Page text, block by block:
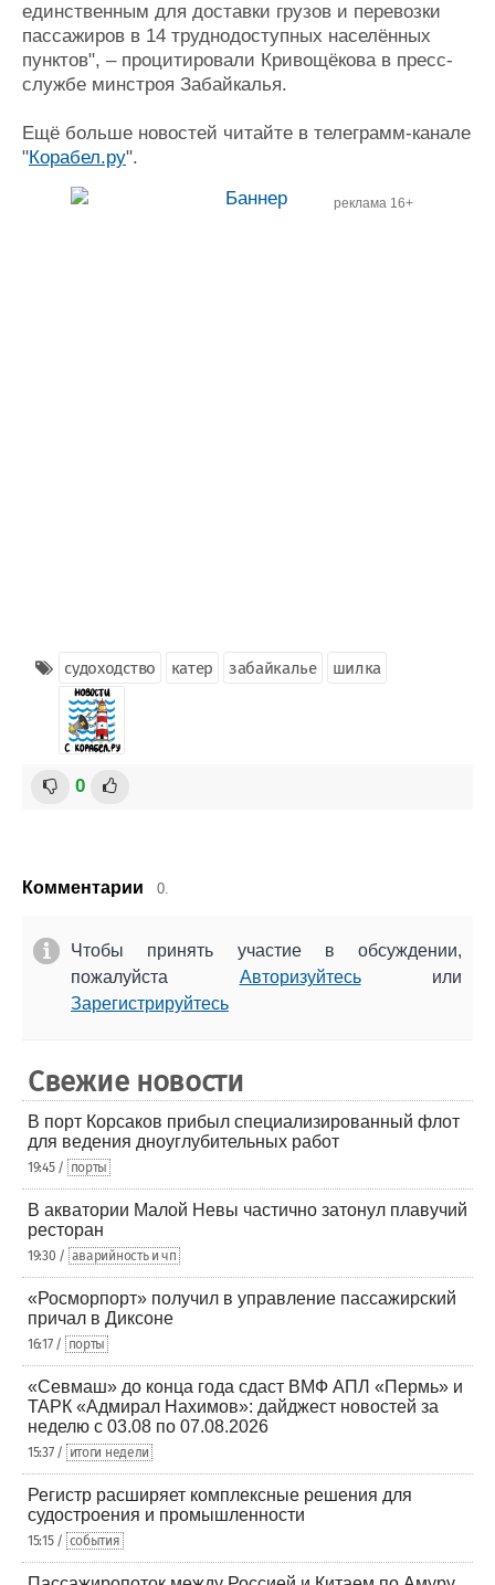
единственным для доставки грузов и перевозки
пассажиров в 14 труднодоступных населённых
пунктов", – процитировали Кривощёкова в пресс-
службе минстроя Забайкалья.
Ещё больше новостей читайте в телеграмм-канале
"Корабел.ру".
реклама 16+
судоходство катер забайкалье шилка
0
Комментарии 0.
Чтобы принять участие в обсуждении,
пожалуйста Авторизуйтесьили
Зарегистрируйтесь
Свежие новости
В порт Корсаков прибыл специализированный флот
для ведения дноуглубительных работ
19:45 / порты
В акватории Малой Невы частично затонул плавучий
ресторан
19:30 / аварийность и чп
«Росморпорт» получил в управление пассажирский
причал в Диксоне
16:17 / порты
«Севмаш» до конца года сдаст ВМФ АПЛ «Пермь» и
ТАРК «Адмирал Нахимов»: дайджест новостей за
неделю с 03.08 по 07.08.2026
15:37 / итоги недели
Регистр расширяет комплексные решения для
судостроения и промышленности
15:15 / события